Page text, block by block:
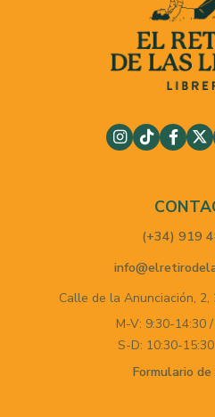
(+34) 919
Calle de la Anunciación, 2,
M-V: 9:30-14:30
S-D: 10:30-
Formulario